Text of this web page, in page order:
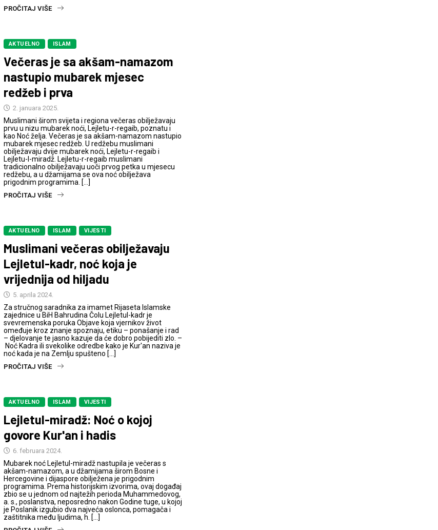
PROČITAJ VIŠE
AKTUELNO ISLAM
Večeras je sa akšam-namazom
nastupio mubarek mjesec
redžeb i prva
2. januara 2025.
Muslimani širom svijeta i regiona večeras obilježavaju
prvu u nizu mubarek noći, Lejletu-r-regaib, poznatu i
kao Noć želja. Večeras je sa akšam-namazom nastupio
mubarek mjesec redžeb. U redžebu muslimani
obilježavaju dvije mubarek noći, Lejletu-r-regaib i
Lejletu-l-miradž. Lejletu-r-regaib muslimani
tradicionalno obilježavaju uoči prvog petka u mjesecu
redžebu, a u džamijama se ova noć obilježava
prigodnim programima. […]
PROČITAJ VIŠE
AKTUELNO ISLAM VIJESTI
Muslimani večeras obilježavaju
Lejletul-kadr, noć koja je
vrijednija od hiljadu
5. aprila 2024.
Za stručnog saradnika za imamet Rijaseta Islamske
zajednice u BiH Bahrudina Čolu Lejletul-kadr je
svevremenska poruka Objave koja vjernikov život
omeđuje kroz znanje spoznaju, etiku – ponašanje i rad
– djelovanje te jasno kazuje da će dobro pobijediti zlo. –
Noć Kadra ili svekolike odredbe kako je Kur'an naziva je
noć kada je na Zemlju spušteno […]
PROČITAJ VIŠE
AKTUELNO ISLAM VIJESTI
Lejletul-miradž: Noć o kojoj
govore Kur'an i hadis
6. februara 2024.
Mubarek noć Lejletul-miradž nastupila je večeras s
akšam-namazom, a u džamijama širom Bosne i
Hercegovine i dijaspore obilježena je prigodnim
programima. Prema historijskim izvorima, ovaj događaj
zbio se u jednom od najtežih perioda Muhammedovog,
a. s., poslanstva, neposredno nakon Godine tuge, u kojoj
je Poslanik izgubio dva najveća oslonca, pomagača i
zaštitnika među ljudima, h. […]